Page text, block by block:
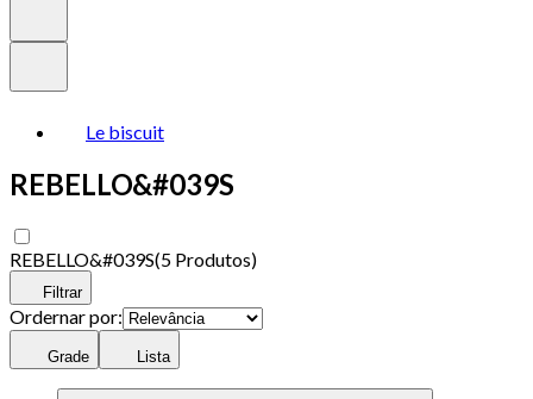
Le biscuit
REBELLO&#039S
REBELLO&#039S(5 Produtos)
Filtrar
Ordernar por:
Grade Lista